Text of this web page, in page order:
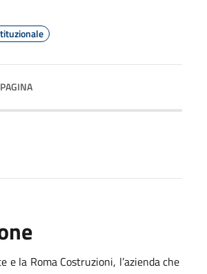
e la Roma Costruzioni, l’azienda che